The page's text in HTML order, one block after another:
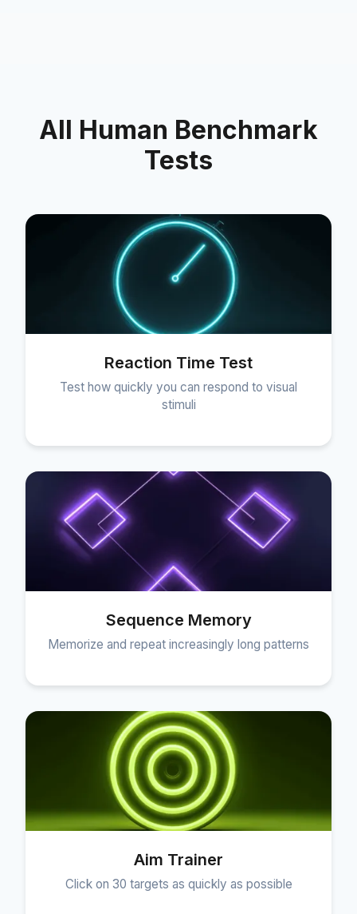
All Human Benchmark
Tests
Reaction Time Test
Test how quickly you can respond to visual
stimuli
Sequence Memory
Memorize and repeat increasingly long patterns
Aim Trainer
Click on 30 targets as quickly as possible